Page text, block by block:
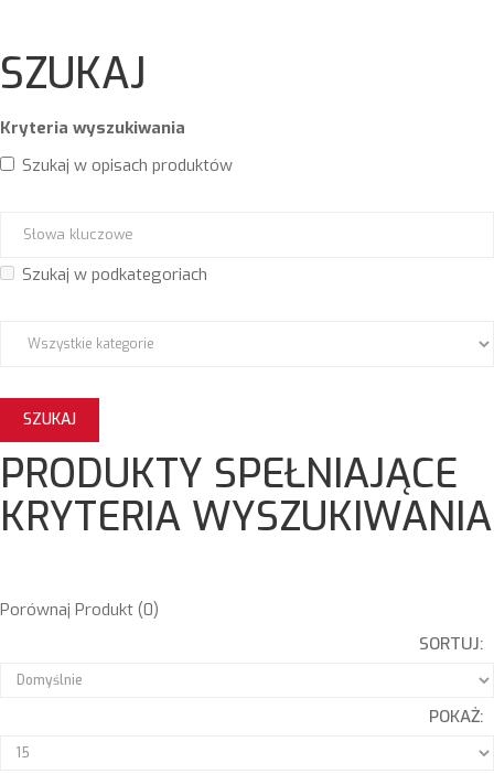
SZUKAJ
Kryteria wyszukiwania
Szukaj w opisach produktów
Szukaj w podkategoriach
PRODUKTY SPEŁNIAJĄCE
KRYTERIA WYSZUKIWANIA
Porównaj Produkt (0)
SORTUJ:
POKAŻ: